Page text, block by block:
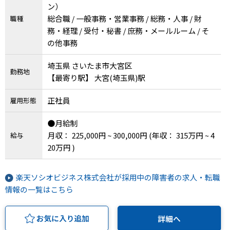
職種
ン）
総合職 / 一般事務・営業事務 / 総務・人事 / 財
務・経理 / 受付・秘書 / 庶務・メールルーム / そ
の他事務
勤務地
埼玉県 さいたま市大宮区
【最寄り駅】 大宮(埼玉県)駅
雇用形態 正社員
給与
●月給制
月収： 225,000円 ~ 300,000円 (年収： 315万円 ~ 4
20万円 )
楽天ソシオビジネス株式会社が採用中の障害者の求人・転職
情報の一覧はこちら
お気に入り追加 詳細へ